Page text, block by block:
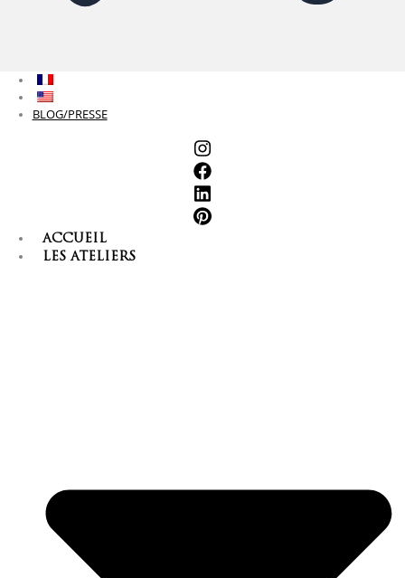
BLOG/PRESSE
ACCUEIL
LES ATELIERS